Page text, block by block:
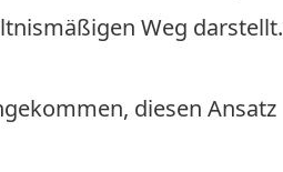
Weg darstellt.
diesen Ansatz